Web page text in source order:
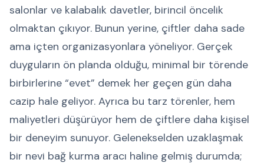
salonlar ve kalabalık davetler, birincil öncelik
olmaktan çıkıyor. Bunun yerine, çiftler daha sade
ama içten organizasyonlara yöneliyor. Gerçek
duyguların ön planda olduğu, minimal bir törende
birbirlerine “evet” demek her geçen gün daha
cazip hale geliyor. Ayrıca bu tarz törenler, hem
maliyetleri düşürüyor hem de çiftlere daha kişisel
bir deneyim sunuyor. Gelenekselden uzaklaşmak
bir nevi bağ kurma aracı haline gelmiş durumda;